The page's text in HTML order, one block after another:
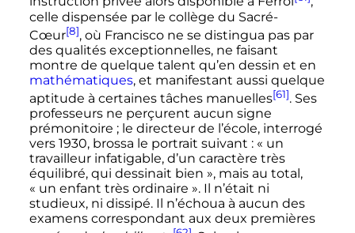
celle dispensée par le collège du Sacré-
Cœur[8], où Francisco ne se distingua pas par
des qualités exceptionnelles, ne faisant
montre de quelque talent qu’en dessin et en
mathématiques, et manifestant aussi quelque
aptitude à certaines tâches manuelles[61]. Ses
professeurs ne perçurent aucun signe
prémonitoire ; le directeur de l’école, interrogé
vers 1930, brossa le portrait suivant : « un
travailleur infatigable, d’un caractère très
équilibré, qui dessinait bien », mais au total,
« un enfant très ordinaire ». Il n’était ni
studieux, ni dissipé. Il n’échoua à aucun des
examens correspondant aux deux premières